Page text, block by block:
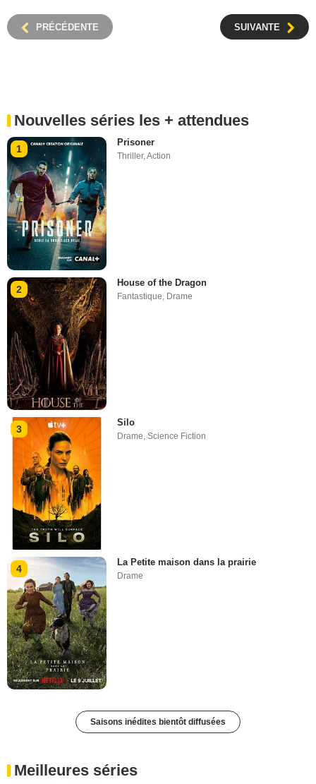
PRÉCÉDENTE SUIVANTE
Nouvelles séries les + attendues
1
Prisoner
Thriller,Action
2
House of the Dragon
Fantastique Drame
3
Silo
Drame,Science Fiction
4
La Petite maison dans la prairie
Drame
Saisons inédites bientôt diffusées
Meilleures séries